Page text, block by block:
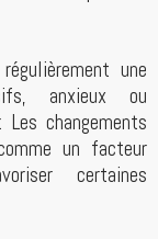
une
anxieux ou
changements
un facteur
certaines